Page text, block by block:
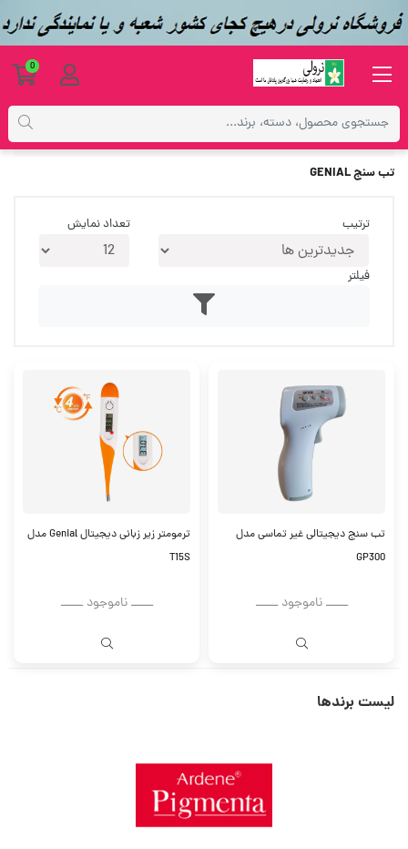
تب سنج GENIAL
ترتیب تعداد نمایش
فیلتر
تب سنج دیجیتالی غیر تماسی مدل
GP300
ــــــ ناموجود ــــــ
ترمومتر زیر زبانی دیجیتال Genial مدل
T15S
ــــــ ناموجود ــــــ
لیست برندها
0